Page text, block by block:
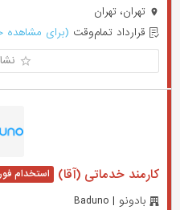
تهران، تهران
قرارداد تمام‌وقت (برای مشاهده
کارمند خدماتی (آقا)
بادونو | Baduno